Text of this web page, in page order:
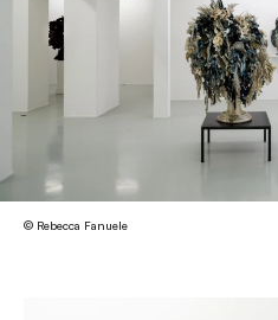
© Rebecca Fanuele